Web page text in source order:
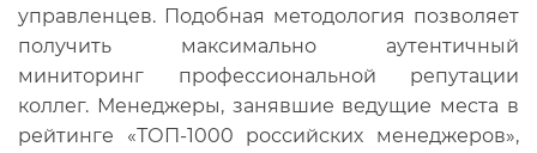
управленцев. Подобная методология позволяет
получить максимально аутентичный
миниторинг профессиональной репутации
коллег. Менеджеры, занявшие ведущие места в
рейтинге «ТОП-1000 российских менеджеров»,